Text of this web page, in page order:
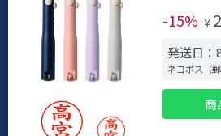
-15% ￥
発送日：
ネコポス（
商